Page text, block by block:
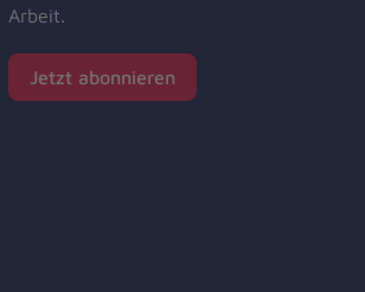
Arbeit.
Jetzt abonnieren